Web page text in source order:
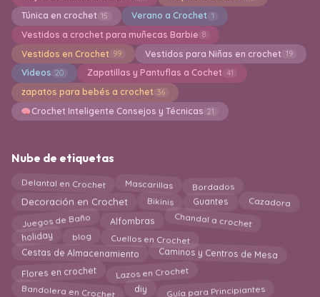
Túnica en crochet 15 Verano a Crochet 1
Vestidos a crochet para muñecas Barbie 8
Vestidos en Crochet 99 Vestidos para Niñas en crochet 19
Videos 20 Zapatillas y Pantuflas a Cochet 41
zapatos para bebés a crochet 36
Crochet Inteligente Consejos y Técnicas 21
Nube de etiquetas
Delantal en Crochet Mascarillas Bordados
Decoración en Crochet Bikinis Guantes Cazadora
Juegos de Baño Alfombras Chandal a crochet
holiday blog Cuellos en Crochet
Cestas de Almacenamiento Caminos y Centros de Mesa
Flores en crochet Lazos en Crochet
Bandolera en Crochet diy Guía para Principiantes